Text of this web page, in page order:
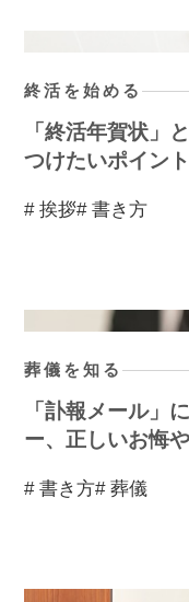
終活を始める
「終活年賀状」
つけたいポイン
# 挨拶# 書き方
葬儀を知る
「訃報メール」
ー、正しいお悔
# 書き方# 葬儀